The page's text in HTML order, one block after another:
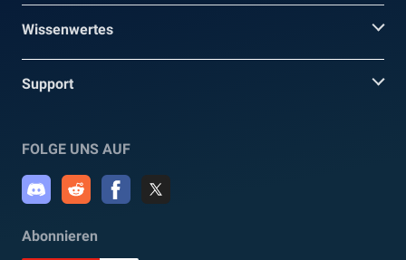
Wissenwertes
Support
FOLGE UNS AUF
Abonnieren